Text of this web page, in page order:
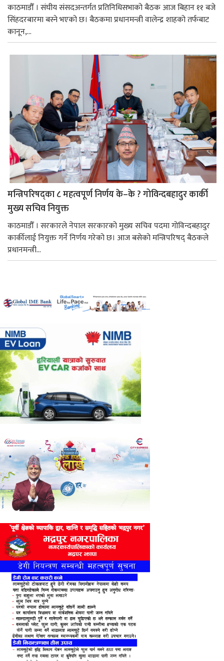
काठमाडौँ । संघीय संसदअन्तर्गत प्रतिनिधिसभाको बैठक आज बिहान ११ बजे
सिंहदरबारमा बस्ने भएको छ। बैठकमा प्रधानमन्त्री वालेन्द्र शाहको तर्फबाट
कानून,...
मन्त्रिपरिषद्का ८ महत्वपूर्ण निर्णय के–के ? गोविन्दबहादुर कार्की
मुख्य सचिव नियुक्त
काठमाडौँ । सरकारले नेपाल सरकारको मुख्य सचिव पदमा गोविन्दबहादुर
कार्कीलाई नियुक्त गर्ने निर्णय गरेको छ। आज बसेको मन्त्रिपरिषद् बैठकले
प्रधानमन्त्री...